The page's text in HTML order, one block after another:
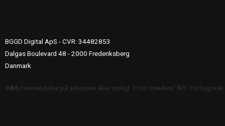
BGGD Digital ApS - CVR: 34482853
Dalgas Boulevard 48 - 2000 Frederiksberg
Danmark
OBS:Henvendelse på adressen ikke muligt. Post mærkes "Att: